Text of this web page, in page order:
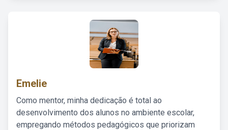
Emelie
Como mentor, minha dedicação é total ao
desenvolvimento dos alunos no ambiente escolar,
empregando métodos pedagógicos que priorizam